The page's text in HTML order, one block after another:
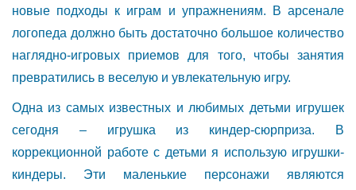
новые подходы к играм и упражнениям. В арсенале
логопеда должно быть достаточно большое количество
наглядно-игровых приемов для того, чтобы занятия
превратились в веселую и увлекательную игру.
Одна из самых известных и любимых детьми игрушек
сегодня – игрушка из киндер-сюрприза. В
коррекционной работе с детьми я использую игрушки-
киндеры. Эти маленькие персонажи являются